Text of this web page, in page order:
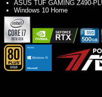
ASUS TUF GAMING Z490-
Windows 10 Home